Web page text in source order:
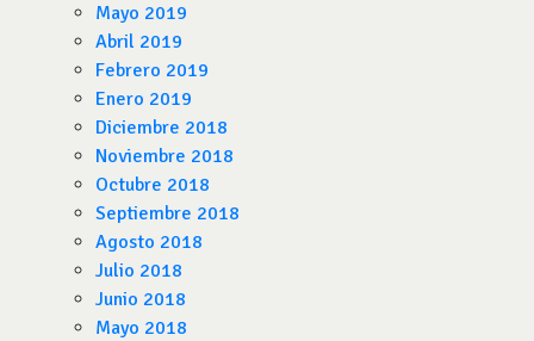
Mayo 2019
Abril 2019
Febrero 2019
Enero 2019
Diciembre 2018
Noviembre 2018
Octubre 2018
Septiembre 2018
Agosto 2018
Julio 2018
Junio 2018
Mayo 2018